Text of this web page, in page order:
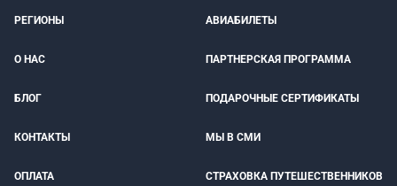
РЕГИОНЫ АВИАБИЛЕТЫ
О НАС ПАРТНЕРСКАЯ ПРОГРАММА
БЛОГ ПОДАРОЧНЫЕ СЕРТИФИКАТЫ
КОНТАКТЫ МЫ В СМИ
ОПЛАТА СТРАХОВКА ПУТЕШЕСТВЕННИКОВ